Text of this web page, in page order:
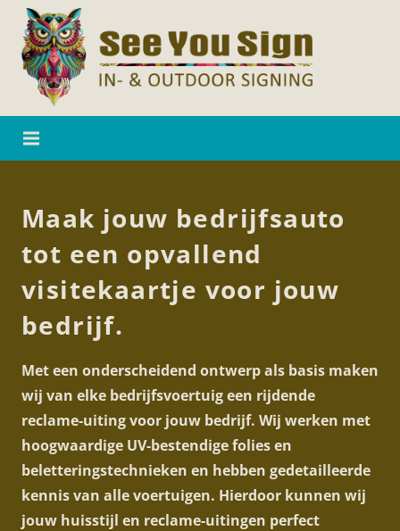
Maak jouw bedrijfsauto
tot een opvallend
visitekaartje voor jouw
bedrijf.
Met een onderscheidend ontwerp als basis maken
wij van elke bedrijfsvoertuig een rijdende
reclame-uiting voor jouw bedrijf. Wij werken met
hoogwaardige UV-bestendige folies en
beletteringstechnieken en hebben gedetailleerde
kennis van alle voertuigen. Hierdoor kunnen wij
jouw huisstijl en reclame-uitingen perfect